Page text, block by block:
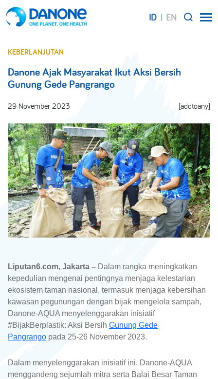
ID EN
KEBERLANJUTAN
Danone Ajak Masyarakat Ikut Aksi Bersih
Gunung Gede Pangrango
29 November 2023 [addtoany]
Liputan6.com, Jakarta – Dalam rangka meningkatkan
kepedulian mengenai pentingnya menjaga kelestarian
ekosistem taman nasional, termasuk menjaga kebersihan
kawasan pegunungan dengan bijak mengelola sampah,
Danone-AQUA menyelenggarakan inisiatif
#BijakBerplastik: Aksi Bersih Gunung Gede
Pangrango pada 25-26 November 2023.
Dalam menyelenggarakan inisiatif ini, Danone-AQUA
menggandeng sejumlah mitra serta Balai Besar Taman